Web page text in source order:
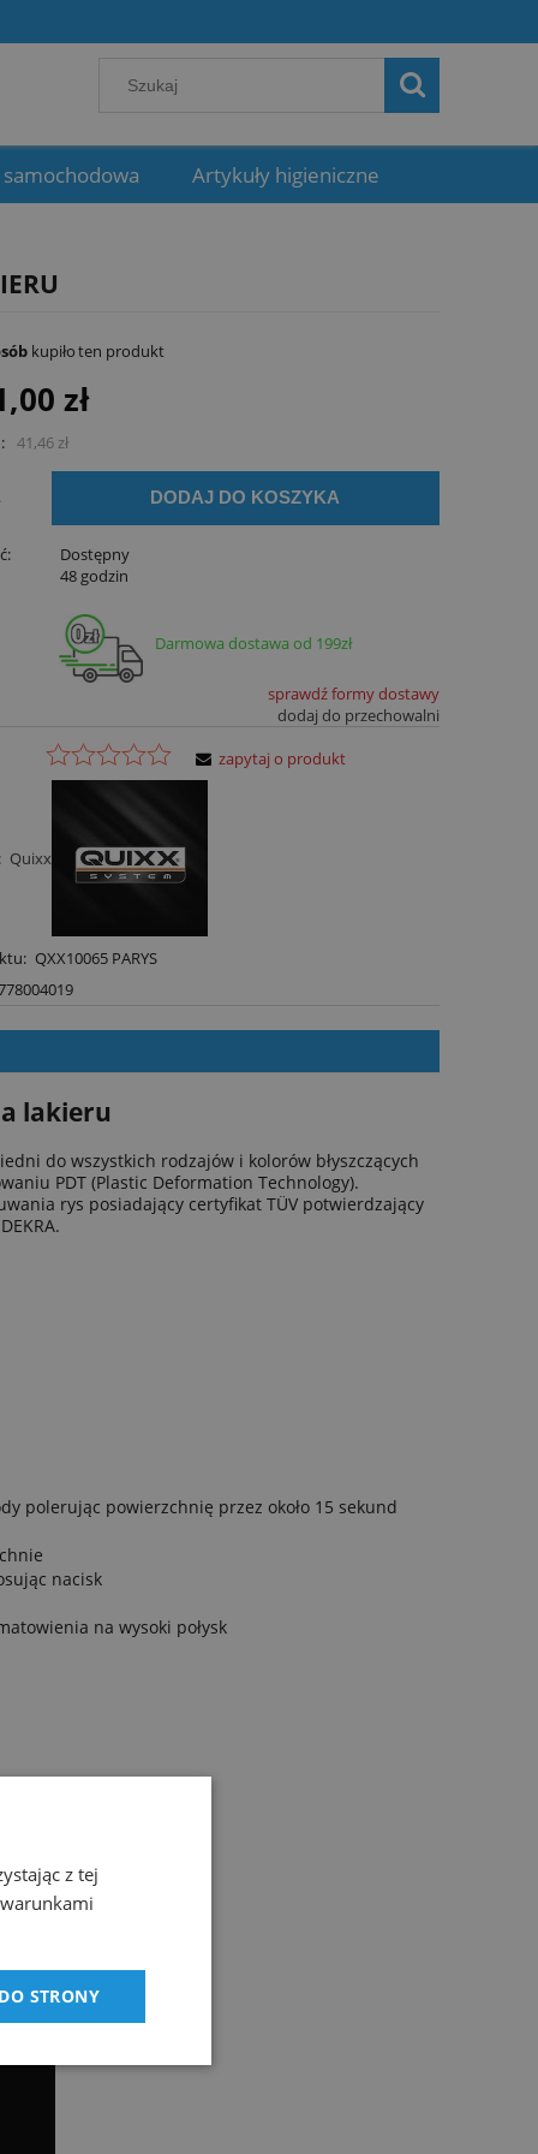
Artykuły higieniczne
kupiłoten produkt
zł
41,46 zł
DODAJ DO KOSZYKA
Dostępny
48 godzin
Darmowa dostawa od 199zł
sprawdź formy dostawy
dodaj do przechowalni
Quixx
QXX10065 PARYS
zapytaj o produkt
lakieru
do wszystkich rodzajów i kolorów błyszczących
PDT (Plastic Deformation Technology).
rys posiadający certyfikat TÜV potwierdzający
polerując powierzchnię przez około 15 sekund
nacisk
na wysoki połysk
z tej
STRONY